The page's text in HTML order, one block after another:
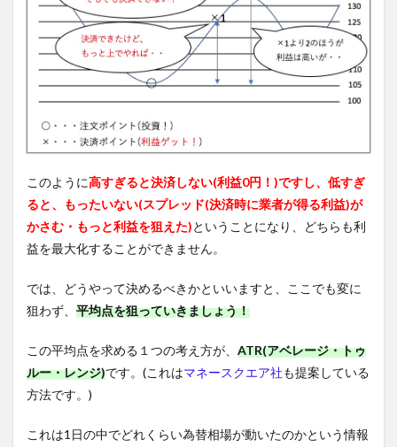
このように高すぎると決済しない(利益0円！)ですし、低すぎ
ると、もったいない(スプレッド(決済時に業者が得る利益)が
かさむ・もっと利益を狙えた)ということになり、どちらも利
益を最大化することができません。
では、どうやって決めるべきかといいますと、ここでも変に
狙わず、 平均点を狙っていきましょう！
この平均点を求める１つの考え方が、 ATR(アベレージ・トゥ
ルー・レンジ)です。(これはマネースクエア社も提案している
方法です。)
これは1日の中でどれくらい為替相場が動いたのかという情報